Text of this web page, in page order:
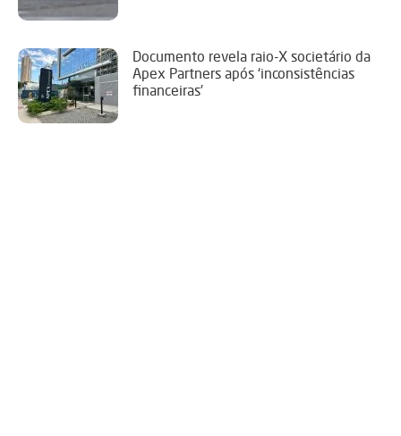
Documento revela raio-X societário da
Apex Partners após ‘inconsistências
financeiras’